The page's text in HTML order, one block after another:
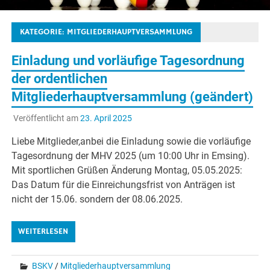
KATEGORIE: MITGLIEDERHAUPTVERSAMMLUNG
Einladung und vorläufige Tagesordnung
der ordentlichen
Mitgliederhauptversammlung (geändert)
Veröffentlicht am23. April 2025
Liebe Mitglieder,anbei die Einladung sowie die vorläufige
Tagesordnung der MHV 2025 (um 10:00 Uhr in Emsing).
Mit sportlichen Grüßen Änderung Montag, 05.05.2025:
Das Datum für die Einreichungsfrist von Anträgen ist
nicht der 15.06. sondern der 08.06.2025.
WEITERLESEN
BSKV/ Mitgliederhauptversammlung